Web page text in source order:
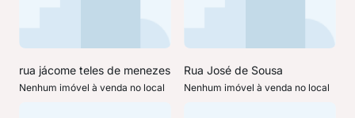
rua jácome teles de menezes
Nenhum imóvel à venda no local
Rua José de Sousa
Nenhum imóvel à venda no local